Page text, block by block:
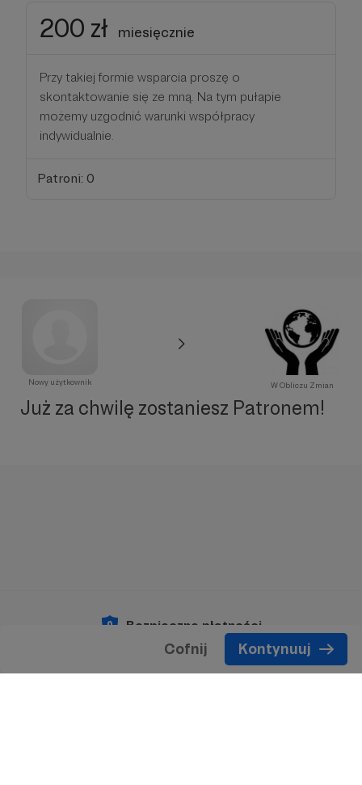
200 zł miesięcznie
Przy takiej formie wsparcia proszę o
skontaktowanie się ze mną. Na tym pułapie
możemy uzgodnić warunki współpracy
indywidualnie.
Patroni: 0
Cofnij Kontynuuj
Nowy użytkownik W Obliczu Zmian
Już za chwilę zostaniesz Patronem!
Bezpieczne płatności